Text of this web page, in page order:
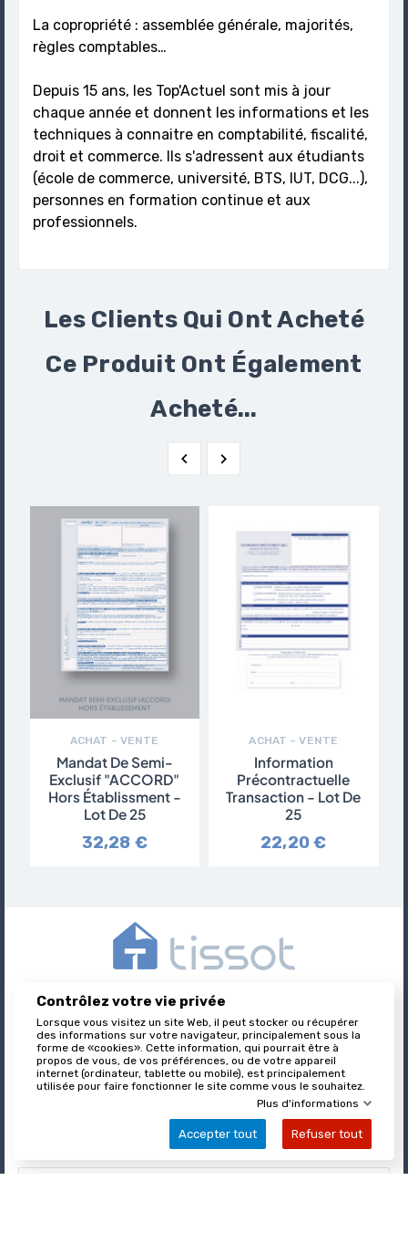
La copropriété : assemblée générale, majorités,
règles comptables…
Depuis 15 ans, les Top'Actuel sont mis à jour
chaque année et donnent les informations et les
techniques à connaitre en comptabilité, fiscalité,
droit et commerce. Ils s'adressent aux étudiants
(école de commerce, université, BTS, IUT, DCG...),
personnes en formation continue et aux
professionnels.
Les Clients Qui Ont Acheté
Ce Produit Ont Également
Acheté...
 
ACHAT – VENTE
Mandat De Semi-
Exclusif "ACCORD"
Hors Établissment -
Lot De 25
32,28 €
ACHAT – VENTE
Information
Précontractuelle
Transaction - Lot De
25
22,20 €
Tissot est l’éditeur des formulaires juridiques immobiliers,
nationalement reconnu et leader sur son marché.
À PROPOS DE TISSOT 
Contrôlez votre vie privée
Lorsque vous visitez un site Web, il peut stocker ou récupérer
des informations sur votre navigateur, principalement sous la
forme de «cookies». Cette information, qui pourrait être à
propos de vous, de vos préférences, ou de votre appareil
internet (ordinateur, tablette ou mobile), est principalement
utilisée pour faire fonctionner le site comme vous le souhaitez.
Plus d'informations
Accepter tout Refuser tout